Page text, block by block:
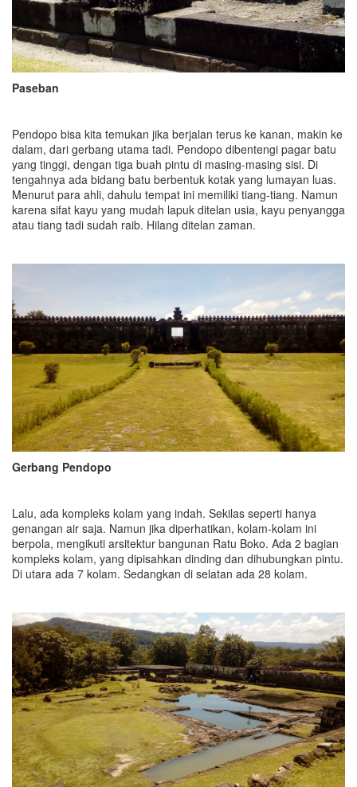
Paseban
Pendopo bisa kita temukan jika berjalan terus ke kanan, makin ke
dalam, dari gerbang utama tadi. Pendopo dibentengi pagar batu
yang tinggi, dengan tiga buah pintu di masing-masing sisi. Di
tengahnya ada bidang batu berbentuk kotak yang lumayan luas.
Menurut para ahli, dahulu tempat ini memiliki tiang-tiang. Namun
karena sifat kayu yang mudah lapuk ditelan usia, kayu penyangga
atau tiang tadi sudah raib. Hilang ditelan zaman.
Gerbang Pendopo
Lalu, ada kompleks kolam yang indah. Sekilas seperti hanya
genangan air saja. Namun jika diperhatikan, kolam-kolam ini
berpola, mengikuti arsitektur bangunan Ratu Boko. Ada 2 bagian
kompleks kolam, yang dipisahkan dinding dan dihubungkan pintu.
Di utara ada 7 kolam. Sedangkan di selatan ada 28 kolam.